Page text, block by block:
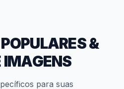
&
IMAGENS
para suas